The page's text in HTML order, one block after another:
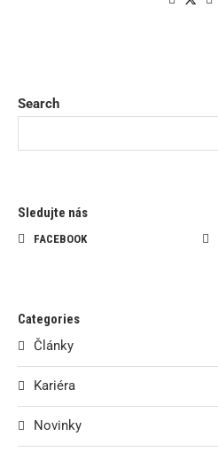
Search
Sledujte nás
FACEBOOK
Categories
Články
Kariéra
Novinky